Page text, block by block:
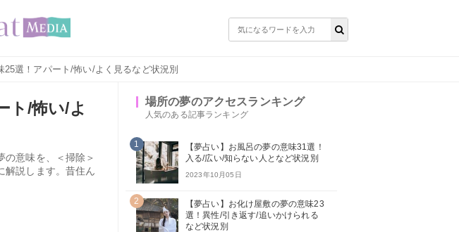
選！アパート/怖い/よく見るなど状況別
ト/怖い/よ
意味を、＜掃除＞
解説します。昔住ん
場所の夢のアクセスランキング
人気のある記事ランキング
1
【夢占い】お風呂の夢の意味31選！
入る/広い/知らない人となど状況別
2023年10月05日
2
【夢占い】お化け屋敷の夢の意味23
選！異性/引き返す/追いかけられる
など状況別